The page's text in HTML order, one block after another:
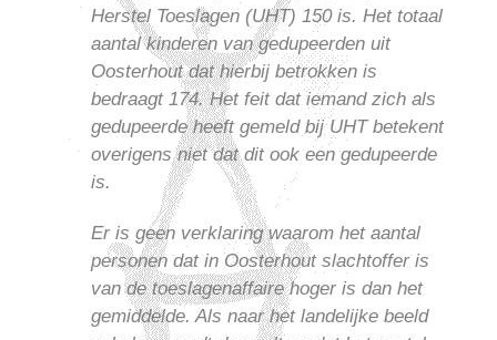
Herstel Toeslagen (UHT) 150 is. Het totaal
aantal kinderen van gedupeerden uit
Oosterhout dat hierbij betrokken is
bedraagt 174. Het feit dat iemand zich als
gedupeerde heeft gemeld bij UHT betekent
overigens niet dat dit ook een gedupeerde
is.
Er is geen verklaring waarom het aantal
personen dat in Oosterhout slachtoffer is
van de toeslagenaffaire hoger is dan het
gemiddelde. Als naar het landelijke beeld